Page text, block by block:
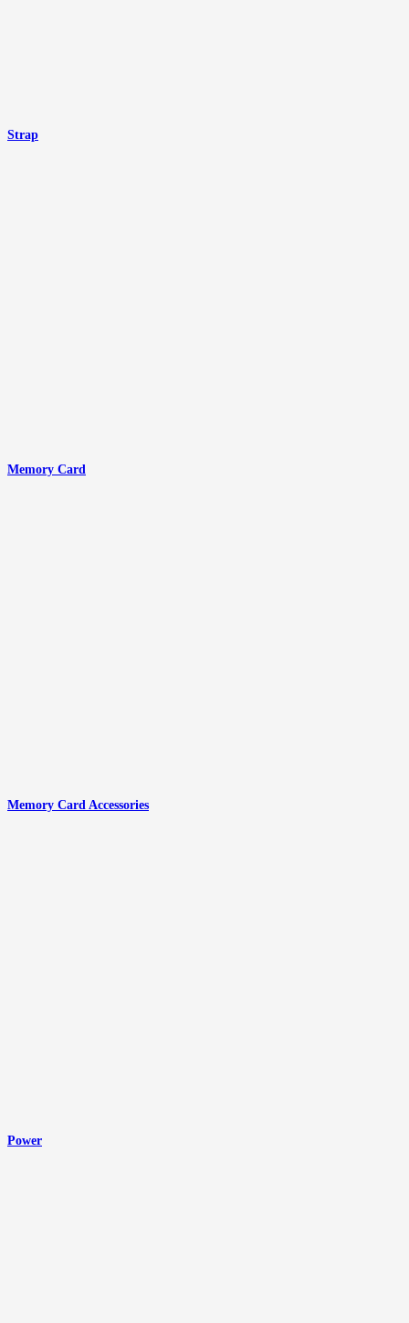
Strap
Memory Card
Memory Card Accessories
Power